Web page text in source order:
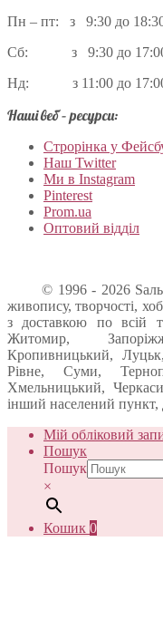
Пн – пт: з 9:30 до
Сб: з 9:30 до
Нд: з 11:00 до
Наші веб – ресурси:
Строрінка у
Наш Twitter
Ми в Instagram
Pinterest
Prom.ua
Оптовий відділ
© 1996 - 2026
живопису, творчості,
з доставкою по всій
Житомир,
Кропивницький,
Рівне, Суми,
Хмельницький,
інший населений пункт,
Мій обліковий
Пошук
Пошук
×
Кошик 0